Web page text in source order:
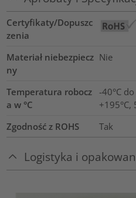
Certyfikaty/Dopuszc
zenia
Materiał niebezpiecz
ny
Nie
Temperatura robocz
a w °C
-40°C
+195°C,
Zgodność z ROHS
Tak
Logistyka i